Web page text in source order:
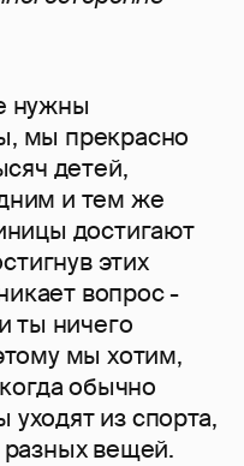
нужны
мы прекрасно
детей,
и тем же
достигают
этих
вопрос -
ты ничего
мы хотим,
обычно
из спорта,
вещей.